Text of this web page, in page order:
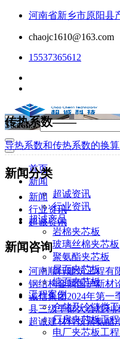
河南省新乡市原阳县
chaojc1610@163.com
15537365612
Search...
首页
新闻
超诚资讯
行业资讯
超诚产品
岩棉夹芯板
玻璃丝棉夹芯板
聚氨酯夹芯板
屋面夹芯板
墙面夹芯板
工程案例
仓储及冷链类
厂房夹芯板工
电厂夹芯板工
传热系数——
导热系数和传热系数的换
新闻分类
新闻
行业资讯
超诚资讯
新闻咨询
河南顺行建筑工程有
钢结构金属围护新材
诚信集团2024年第一
县三级干部大会胜利
超诚建材科技聚氨酯